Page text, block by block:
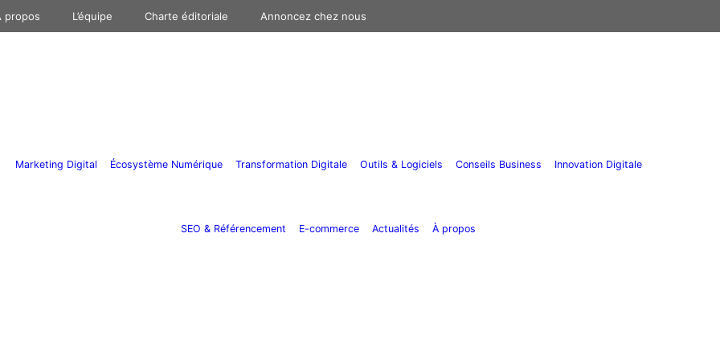
propos L’équipe Charte éditoriale Annoncez chez nous
Marketing Digital Écosystème Numérique Transformation Digitale Outils & Logiciels Conseils Business Innovation Digitale
SEO & Référencement E-commerce Actualités À propos